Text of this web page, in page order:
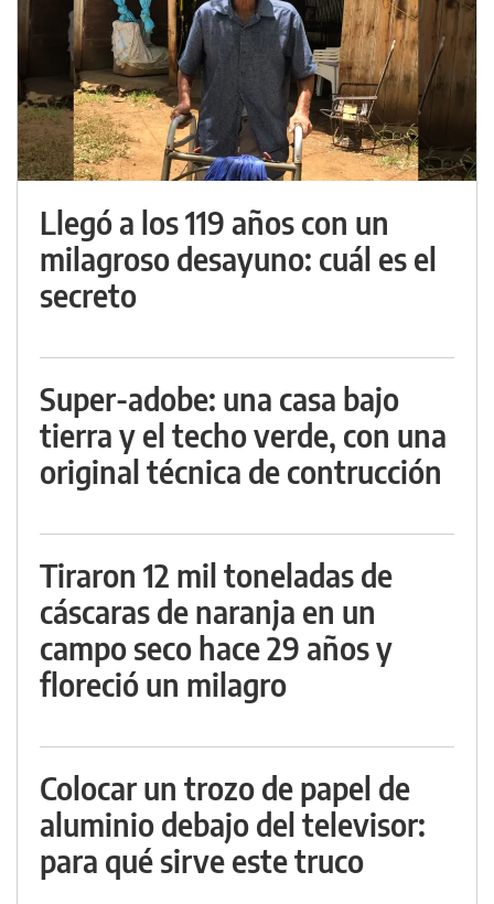
Llegó a los 119 años con un
milagroso desayuno: cuál es el
secreto
Super-adobe: una casa bajo
tierra y el techo verde, con una
original técnica de contrucción
Tiraron 12 mil toneladas de
cáscaras de naranja en un
campo seco hace 29 años y
floreció un milagro
Colocar un trozo de papel de
aluminio debajo del televisor:
para qué sirve este truco